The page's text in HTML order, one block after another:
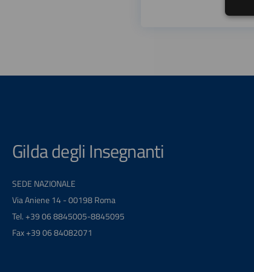
Gilda degli Insegnanti
SEDE NAZIONALE
Via Aniene 14 - 00198 Roma
Tel. +39 06 8845005-8845095
Fax +39 06 84082071